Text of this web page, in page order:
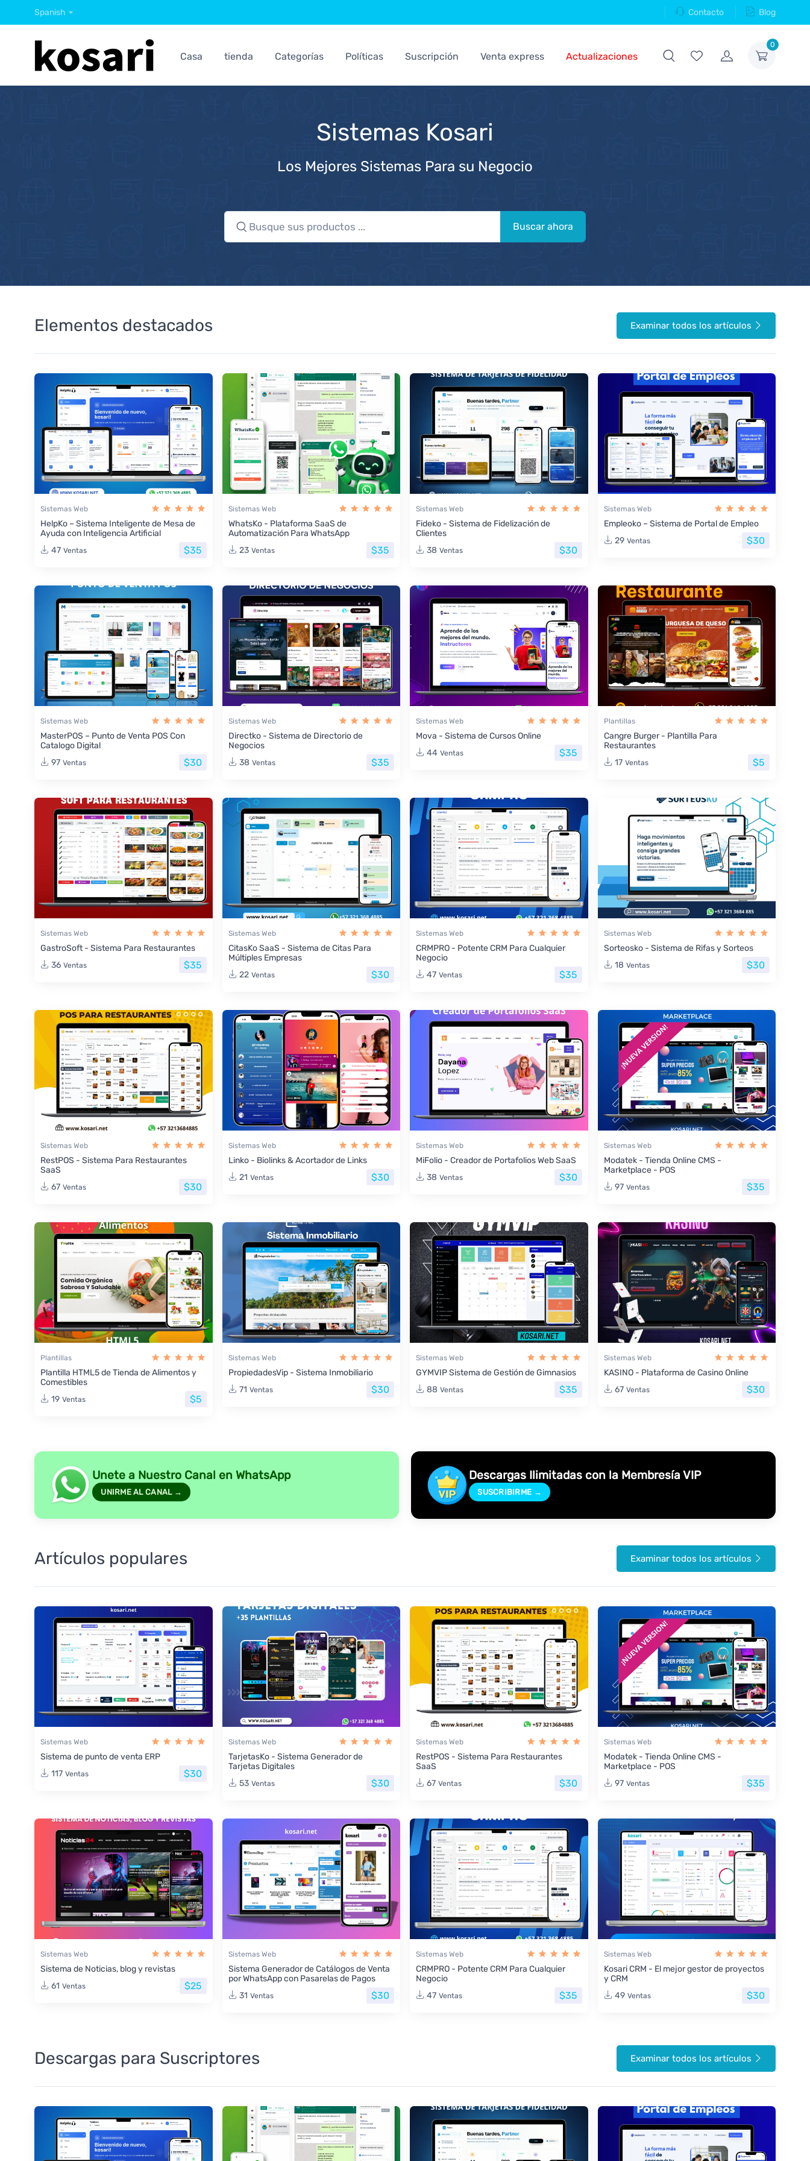
Spanish Contacto Blog
0
Casa tienda Categorías Políticas Suscripción Venta express Actualizaciones
Sistemas Kosari
Los Mejores Sistemas Para su Negocio
Buscar ahora
Elementos destacados Examinar todos los artículos
Sistemas Web
HelpKo – Sistema Inteligente de Mesa de
Ayuda con Inteligencia Artificial
47 Ventas $35
Sistemas Web
WhatsKo - Plataforma SaaS de
Automatización Para WhatsApp
23 Ventas $35
Sistemas Web
Fideko - Sistema de Fidelización de
Clientes
38 Ventas $30
Sistemas Web
Empleoko – Sistema de Portal de Empleo
29 Ventas $30
Sistemas Web
MasterPOS – Punto de Venta POS Con
Catalogo Digital
97 Ventas $30
Sistemas Web
Directko - Sistema de Directorio de
Negocios
38 Ventas $35
Sistemas Web
Mova - Sistema de Cursos Online
44 Ventas $35
Plantillas
Cangre Burger - Plantilla Para
Restaurantes
17 Ventas $5
Sistemas Web
GastroSoft - Sistema Para Restaurantes
36 Ventas $35
Sistemas Web
CitasKo SaaS - Sistema de Citas Para
Múltiples Empresas
22 Ventas $30
Sistemas Web
CRMPRO - Potente CRM Para Cualquier
Negocio
47 Ventas $35
Sistemas Web
Sorteosko - Sistema de Rifas y Sorteos
18 Ventas $30
Sistemas Web
RestPOS - Sistema Para Restaurantes
SaaS
67 Ventas $30
Sistemas Web
Linko - Biolinks & Acortador de Links
21 Ventas $30
Sistemas Web
MiFolio - Creador de Portafolios Web SaaS
38 Ventas $30
Sistemas Web
Modatek - Tienda Online CMS -
Marketplace - POS
97 Ventas $35
Plantillas
Plantilla HTML5 de Tienda de Alimentos y
Comestibles
19 Ventas $5
Sistemas Web
PropiedadesVip - Sistema Inmobiliario
71 Ventas $30
Sistemas Web
GYMVIP Sistema de Gestión de Gimnasios
88 Ventas $35
Sistemas Web
KASINO - Plataforma de Casino Online
67 Ventas $30
Unete a Nuestro Canal en WhatsApp
UNIRME AL CANAL →
Descargas Ilimitadas con la Membresía VIP
SUSCRIBIRME →
Artículos populares Examinar todos los artículos
Sistemas Web
Sistema de punto de venta ERP
117 Ventas $30
Sistemas Web
TarjetasKo - Sistema Generador de
Tarjetas Digitales
53 Ventas $30
Sistemas Web
RestPOS - Sistema Para Restaurantes
SaaS
67 Ventas $30
Sistemas Web
Modatek - Tienda Online CMS -
Marketplace - POS
97 Ventas $35
Sistemas Web
Sistema de Noticias, blog y revistas
61 Ventas $25
Sistemas Web
Sistema Generador de Catálogos de Venta
por WhatsApp con Pasarelas de Pagos
31 Ventas $30
Sistemas Web
CRMPRO - Potente CRM Para Cualquier
Negocio
47 Ventas $35
Sistemas Web
Kosari CRM - El mejor gestor de proyectos
y CRM
49 Ventas $30
Descargas para Suscriptores Examinar todos los artículos